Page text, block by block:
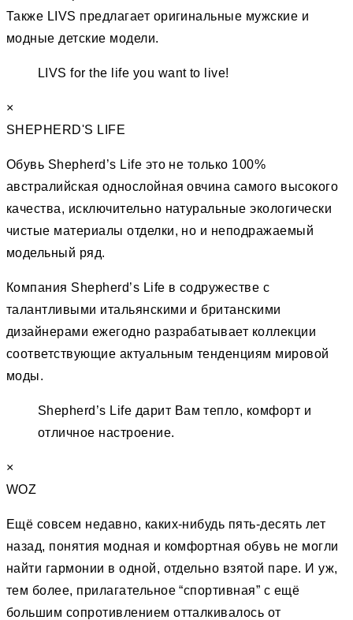
Также LIVS предлагает оригинальные мужские и
модные детские модели.
LIVS for the life you want to live!
×
SHEPHERD'S LIFE
Обувь Shepherd’s Life это не только 100%
австралийская однослойная овчина самого высокого
качества, исключительно натуральные экологически
чистые материалы отделки, но и неподражаемый
модельный ряд.
Компания Shepherd’s Life в содружестве с
талантливыми итальянскими и британскими
дизайнерами ежегодно разрабатывает коллекции
соответствующие актуальным тенденциям мировой
моды.
Shepherd’s Life дарит Вам тепло, комфорт и
отличное настроение.
×
WOZ
Ещё совсем недавно, каких-нибудь пять-десять лет
назад, понятия модная и комфортная обувь не могли
найти гармонии в одной, отдельно взятой паре. И уж,
тем более, прилагательное “спортивная” c ещё
большим сопротивлением отталкивалось от